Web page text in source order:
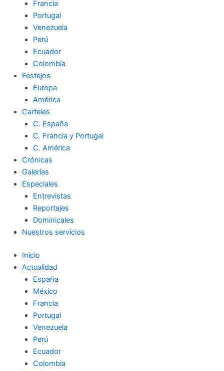
Francia
Portugal
Venezuela
Perú
Ecuador
Colombia
Festejos
Europa
América
Carteles
C. España
C. Francia y Portugal
C. América
Crónicas
Galerías
Especiales
Entrevistas
Reportajes
Dominicales
Nuestros servicios
Inicio
Actualidad
España
México
Francia
Portugal
Venezuela
Perú
Ecuador
Colombia